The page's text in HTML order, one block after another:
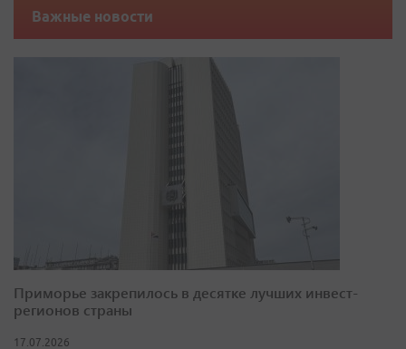
Важные новости
Приморье закрепилось в десятке лучших инвест-
регионов страны
17.07.2026